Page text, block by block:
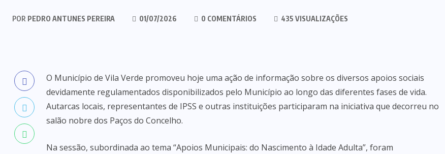
POR PEDRO ANTUNES PEREIRA 01/07/2026 0 COMENTÁRIOS 435 VISUALIZAÇÕES
O Município de Vila Verde promoveu hoje uma ação de informação sobre os diversos apoios sociais
devidamente regulamentados disponibilizados pelo Município ao longo das diferentes fases de vida.
Autarcas locais, representantes de IPSS e outras instituições participaram na iniciativa que decorreu no
salão nobre dos Paços do Concelho.
Na sessão, subordinada ao tema “Apoios Municipais: do Nascimento à Idade Adulta”, foram